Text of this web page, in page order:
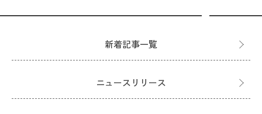
新着記事一覧
ニュースリリース